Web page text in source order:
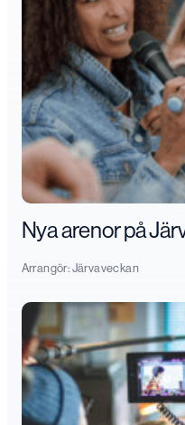
Nya arenor på
Arrangör:Järvaveckan